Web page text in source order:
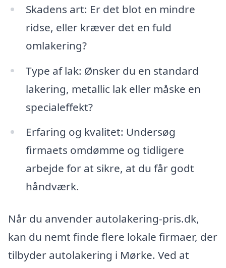
Skadens art: Er det blot en mindre
ridse, eller kræver det en fuld
omlakering?
Type af lak: Ønsker du en standard
lakering, metallic lak eller måske en
specialeffekt?
Erfaring og kvalitet: Undersøg
firmaets omdømme og tidligere
arbejde for at sikre, at du får godt
håndværk.
Når du anvender autolakering-pris.dk,
kan du nemt finde flere lokale firmaer, der
tilbyder autolakering i Mørke. Ved at